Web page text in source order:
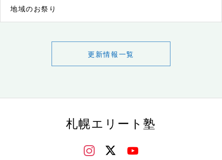
地域のお祭り
更新情報一覧
札幌エリート塾